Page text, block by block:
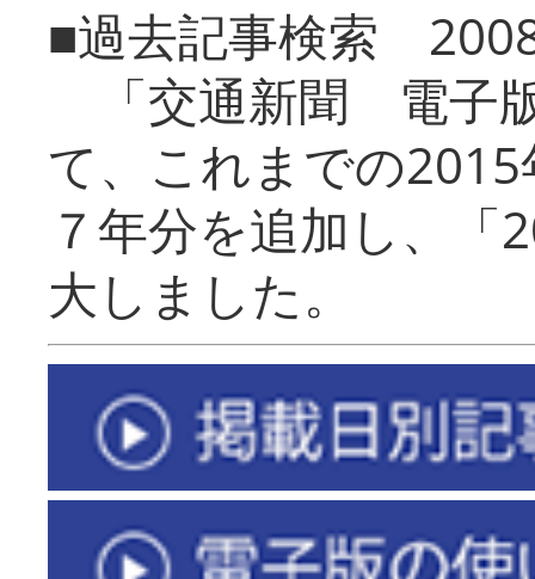
■過去記事検索
「交通新聞 電子
て、これまでの
７年分を追加し、「
大しまし